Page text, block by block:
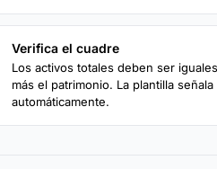
Verifica el cuadre
Los activos totales deben ser
más el patrimonio. La plantilla
automáticamente.